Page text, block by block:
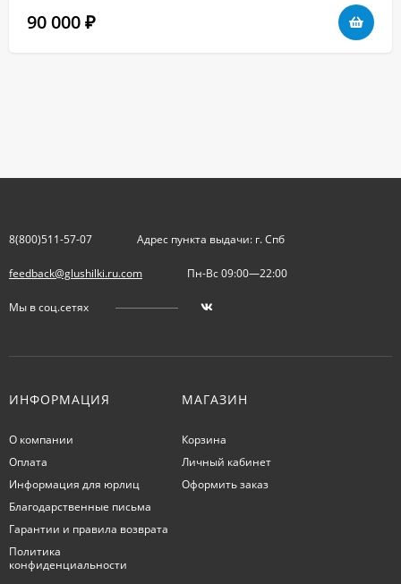
90 000 ₽
8(800)511-57-07 Адрес пункта выдачи: г. Спб
feedback@glushilki.ru.com Пн-Вс 09:00—22:00
Мы в соц.сетях
ИНФОРМАЦИЯ
О компании
Оплата
Информация для юрлиц
Благодарственные письма
Гарантии и правила возврата
Политика
конфиденциальности
МАГАЗИН
Корзина
Личный кабинет
Оформить заказ